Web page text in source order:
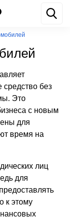
средство без
Это
с новым
для
время на
лиц
для
к этому
499 842 22 44